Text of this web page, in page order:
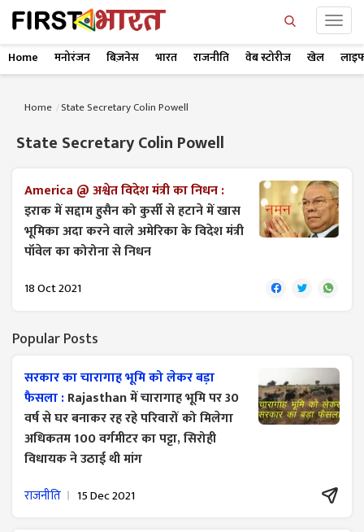
Home मनोरंजन बिज़नेस भारत राजनीति वेब स्टोरीज खेल
Home State Secretary Colin Powell
State Secretary Colin Powell
America @ अश्वेत विदेश मंत्री का निधन :
इराक में सद्दाम हुसैन को कुर्सी से हटाने में खास
भूमिका अदा करने वाले अमेरिका के विदेश मंत्री
पॉवेल का कोरोना से निधन
18 Oct 2021
Popular Posts
सरकार का चारागाह भूमि को लेकर बड़ा
फैसला :Rajasthan में चारागाह भूमि पर 30
वर्ष से घर बनाकर रह रहे परिवारों को मिलेगा
अधिकतम 100 वर्गमीटर का पट्टा, सिरोही
विधायक ने उठाई थी मांग
राजनीति 15 Dec 2021